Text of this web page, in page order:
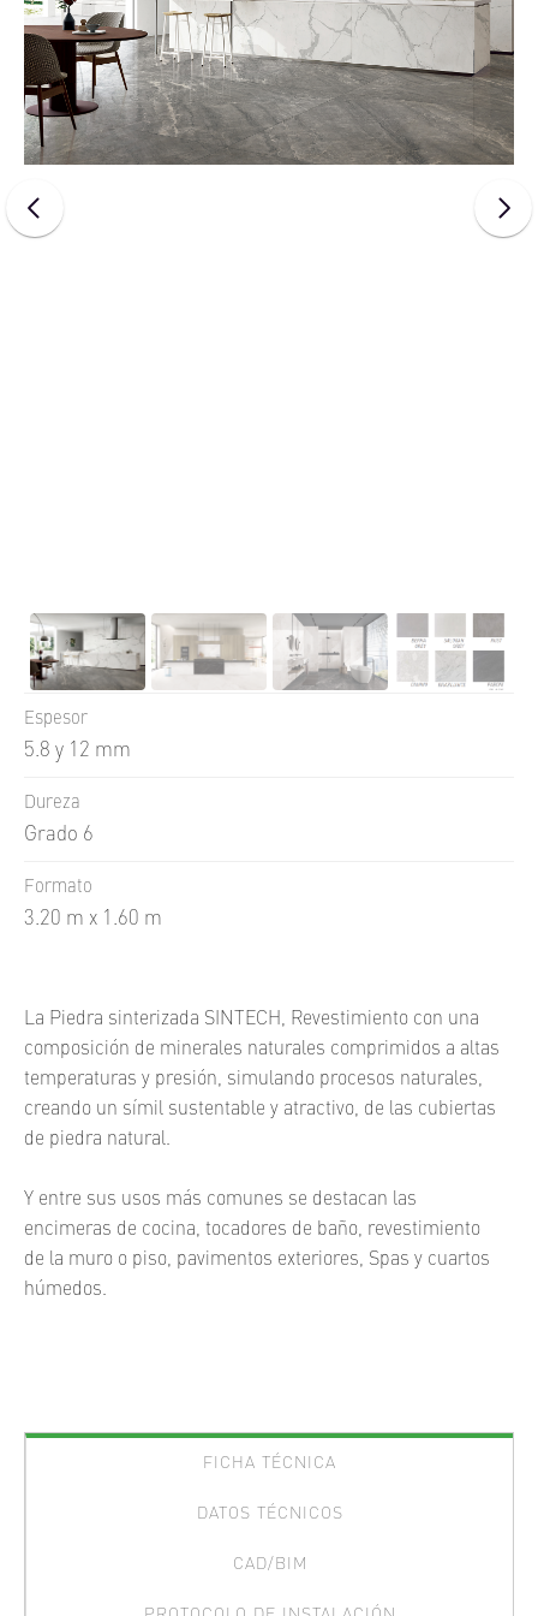
UNI FLOOR
UNI GUARD
UNI TECH
Espesor
5.8 y 12 mm
Dureza
Grado 6
Formato
3.20 m x 1.60 m
La Piedra sinterizada SINTECH, Revestimiento con una
composición de minerales naturales comprimidos a altas
temperaturas y presión, simulando procesos naturales,
creando un símil sustentable y atractivo, de las cubiertas
de piedra natural.
Y entre sus usos más comunes se destacan las
encimeras de cocina, tocadores de baño, revestimiento
de la muro o piso, pavimentos exteriores, Spas y cuartos
húmedos.
FICHA TÉCNICA
DATOS TÉCNICOS
CAD/BIM